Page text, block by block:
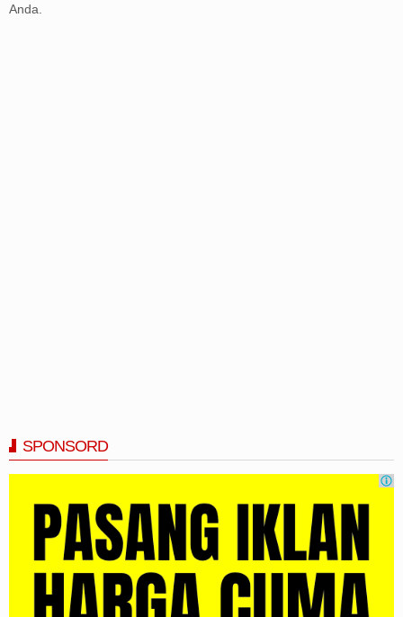
Anda.
SPONSORD